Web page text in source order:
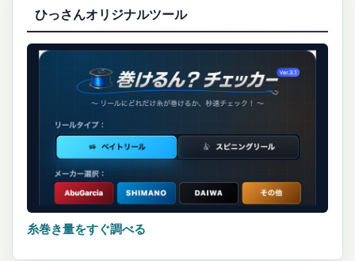
ひっさんオリジナルツール
糸巻き量をすぐ調べる